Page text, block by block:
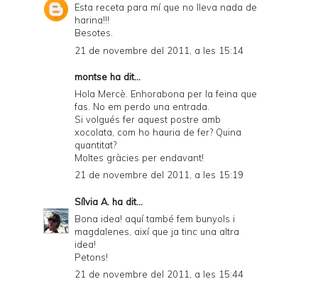
Esta receta para mí que no lleva nada de
harina!!!
Besotes.
21 de novembre del 2011, a les 15:14
montse ha dit...
Hola Mercè. Enhorabona per la feina que
fas. No em perdo una entrada.
Si volgués fer aquest postre amb
xocolata, com ho hauria de fer? Quina
quantitat?
Moltes gràcies per endavant!
21 de novembre del 2011, a les 15:19
Sílvia A. ha dit...
Bona idea! aquí també fem bunyols i
magdalenes, així que ja tinc una altra
idea!
Petons!
21 de novembre del 2011, a les 15:44